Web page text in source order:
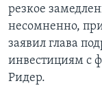
резкое
несомненно,
заявил глава
инвестициям с
Ридер.